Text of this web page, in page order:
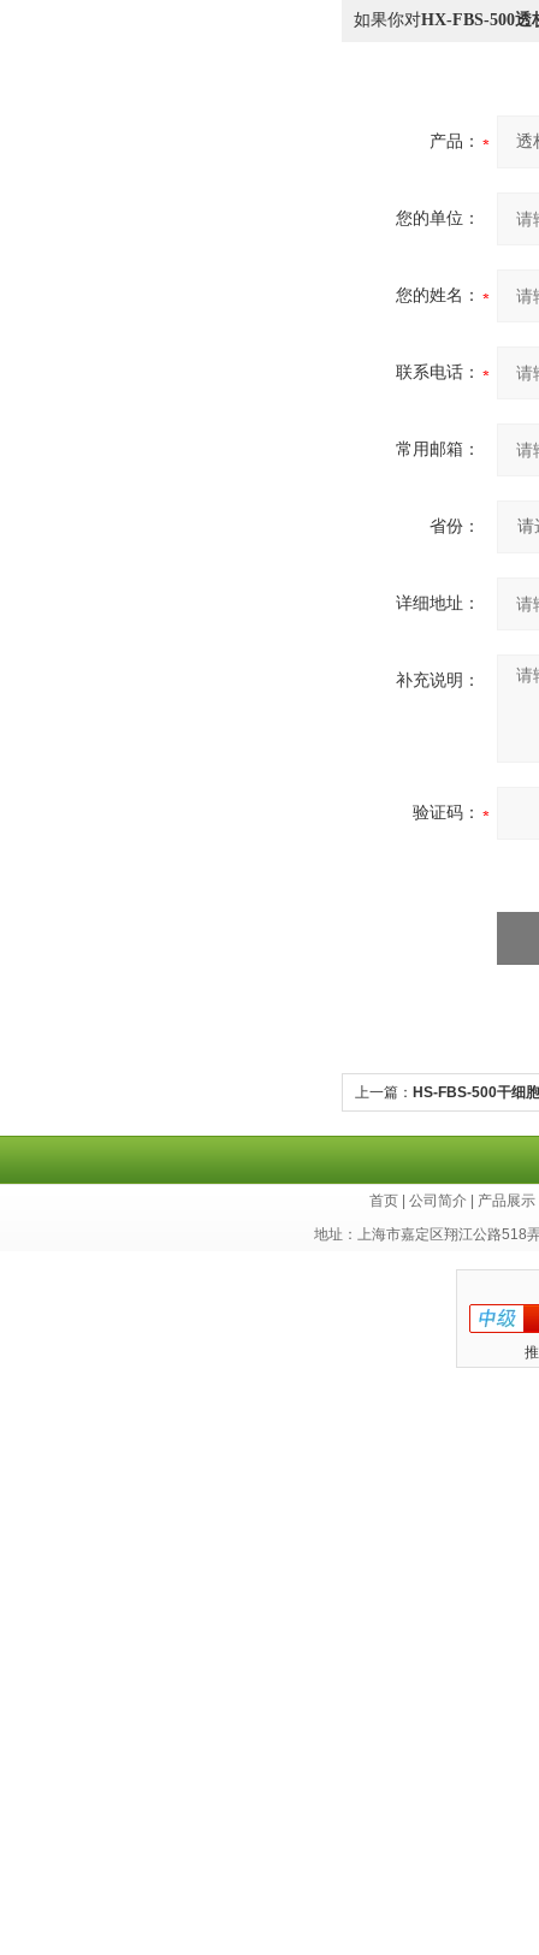
如果你对HX-FBS-500透
产品：
您的单位：
您的姓名：
联系电话：
常用邮箱：
省份：
详细地址：
补充说明：
验证码：
上一篇： HS-FBS-500干细
首页 公司简介 产品展示
地址：上海市嘉定区翔江公路518